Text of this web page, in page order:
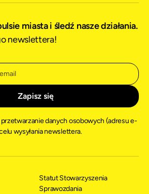
miasta i śledź nasze działania.
newslettera!
danych osobowych (adresu e-
wysyłania newslettera.
Statut Stowarzyszenia
Sprawozdania